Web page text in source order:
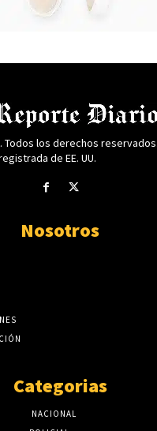
Todos los derechos
de EE. UU.
Nosotros
Categorias
NACIONAL